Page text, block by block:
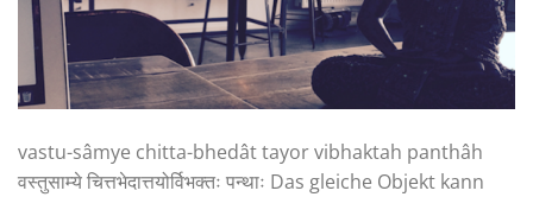
vastu-sâmye chitta-bhedât tayor vibhaktah panthâh
वस्तुसाम्ये चित्तभेदात्तयोर्विभक्तः पन्थाः Das gleiche Objekt kann